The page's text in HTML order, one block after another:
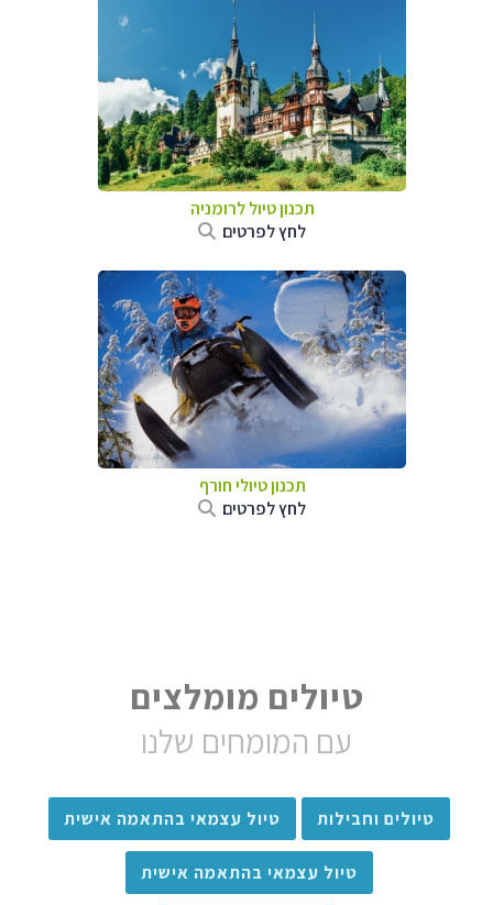
תכנון טיול לרומניה
לחץ לפרטים
תכנון טיולי חורף
לחץ לפרטים
טיולים מומלצים
עם המומחים שלנו
טיולים וחבילות טיול עצמאי בהתאמה אישית
טיול עצמאי בהתאמה אישית